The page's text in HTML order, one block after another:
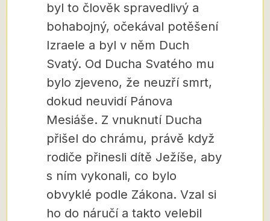
byl to člověk spravedlivý a
bohabojný, očekával potěšení
Izraele a byl v něm Duch
Svatý. Od Ducha Svatého mu
bylo zjeveno, že neuzří smrt,
dokud neuvidí Pánova
Mesiáše. Z vnuknutí Ducha
přišel do chrámu, právě když
rodiče přinesli dítě Ježíše, aby
s ním vykonali, co bylo
obvyklé podle Zákona. Vzal si
ho do náručí a takto velebil